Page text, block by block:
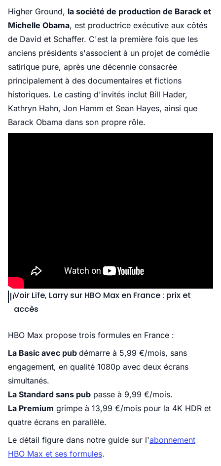
Higher Ground, la société de production de Barack et
Michelle Obama, est productrice exécutive aux côtés
de David et Schaffer. C'est la première fois que les
anciens présidents s'associent à un projet de comédie
satirique pure, après une décennie consacrée
principalement à des documentaires et fictions
historiques. Le casting d'invités inclut Bill Hader,
Kathryn Hahn, Jon Hamm et Sean Hayes, ainsi que
Barack Obama dans son propre rôle.
Voir Life, Larry sur HBO Max en France : prix et
accès
HBO Max propose trois formules en France :
La Basic avec pub démarre à 5,99 €/mois, sans
engagement, en qualité 1080p avec deux écrans
simultanés.
La Standard sans pub passe à 9,99 €/mois.
La Premium grimpe à 13,99 €/mois pour la 4K HDR et
quatre écrans en parallèle.
Le détail figure dans notre guide sur l'abonnement
HBO Max et ses formules.